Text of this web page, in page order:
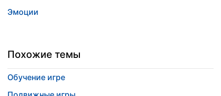
Эмоции
Похожие темы
Обучение игре